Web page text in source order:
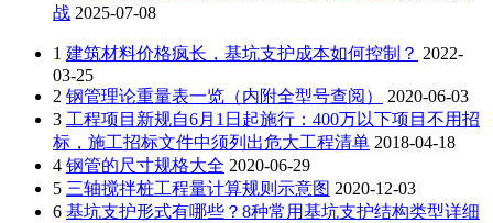
战 2025-07-08
1 建筑材料价格疯长，基坑支护成本如何控制？ 2022-
03-25
2 钢管理论重量表一览（内附全型号查阅）
2020-06-03
3 工程项目新规自6月1日起施行：400万以下项目不用招
标，施工招标文件中须列出危大工程清单 2018-04-18
4 钢管的尺寸规格大全 2020-06-29
5 三轴搅拌桩工程量计算规则示意图 2020-12-03
6 基坑支护形式有哪些？8种常用基坑支护结构类型详细